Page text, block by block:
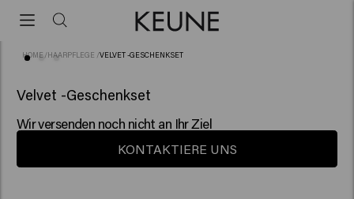
HOME /HAARPFLEGE /VELVET -GESCHENKSET
NEU
Velvet -Geschenkset
Wir versenden noch nicht an Ihr Ziel
KONTAKTIERE UNS